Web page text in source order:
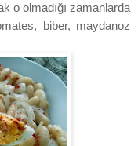
o olmadığı zamanlarda
biber, maydanoz